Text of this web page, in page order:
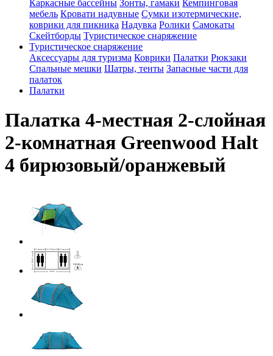
Каркасные бассейны Зонты, гамаки Кемпинговая
мебель Кровати надувные Cумки изотермические,
коврики для пикника Надувка Ролики Самокаты
Скейтборды Туристическое снаряжение
Туристическое снаряжение
Аксессуары для туризма Коврики Палатки Рюкзаки
Спальные мешки Шатры, тенты Запасные части для
палаток
Палатки
Палатка 4-местная 2-слойная
2-комнатная Greenwood Halt
4 бирюзовый/оранжевый